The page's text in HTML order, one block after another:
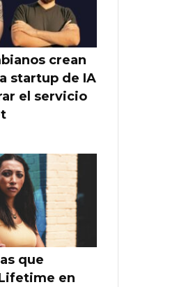
crean
startup de IA
el servicio
que
en